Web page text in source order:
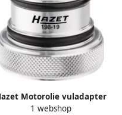
Motorolie vuladapter
198-19
1 webshop